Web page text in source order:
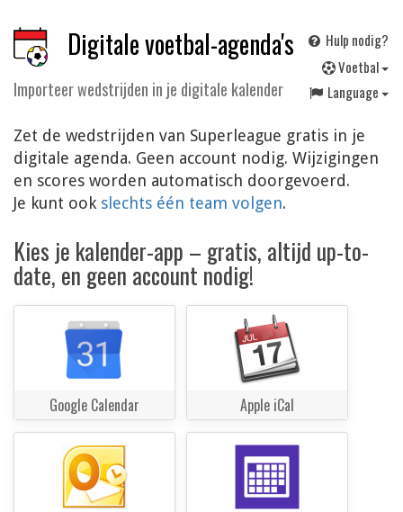
Digitale voetbal-agenda's
Importeer wedstrijden in je digitale kalender
Hulp nodig?
Voetbal
Language
Zet de wedstrijden van Superleague gratis in je
digitale agenda. Geen account nodig. Wijzigingen
en scores worden automatisch doorgevoerd.
Je kunt ook slechts één team volgen.
Kies je kalender-app – gratis, altijd up-to-
date, en geen account nodig!
Google Calendar Apple iCal